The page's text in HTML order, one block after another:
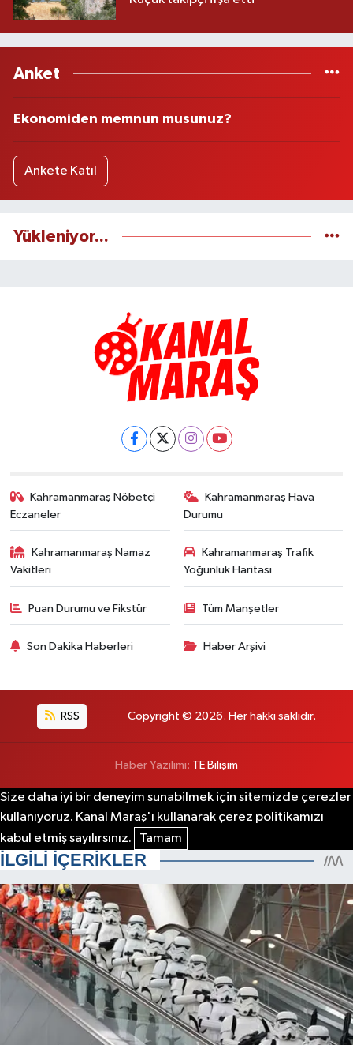
Anket
Ekonomiden memnun musunuz?
Ankete Katıl
Yükleniyor...
Kahramanmaraş Nöbetçi
Eczaneler
Kahramanmaraş Hava
Durumu
Kahramanmaraş Namaz
Vakitleri
Kahramanmaraş Trafik
Yoğunluk Haritası
Puan Durumu ve Fikstür Tüm Manşetler
Son Dakika Haberleri Haber Arşivi
RSS Copyright © 2026. Her hakkı saklıdır.
Haber Yazılımı: TE Bilişim
Size daha iyi bir deneyim sunabilmek için sitemizde çerezler
kullanıyoruz. Kanal Maraş'ı kullanarak çerez politikamızı
kabul etmiş sayılırsınız.
Tamam